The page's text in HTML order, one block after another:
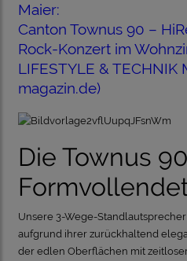
Maier:
Canton Townus 90 –
Rock-Konzert im
LIFESTYLE & TECHNIK
magazin.de)
Die Townus
Unsere 3-Wege-
aufgrund ihrer zurückhaltend
der edlen Oberflächen mit